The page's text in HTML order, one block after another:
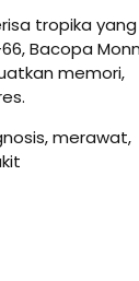
tropika
Bacopa
memori,
merawat,